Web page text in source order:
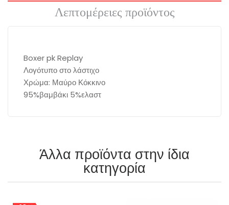
Λεπτομέρειες προϊόντος
Boxer pk Replay
Λογότυπο στο λάστιχο
Χρώμα: Μαύρο Κόκκινο
95%βαμβάκι 5%ελαστ
Άλλα προϊόντα στην ίδια
κατηγορία